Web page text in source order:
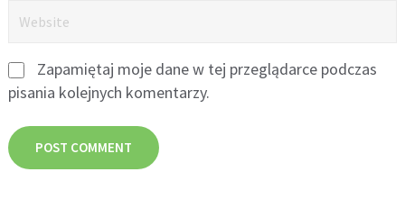
Zapamiętaj moje dane w tej przeglądarce podczas
pisania kolejnych komentarzy.